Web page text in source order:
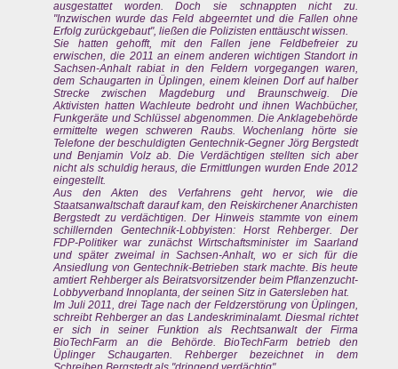
ausgestattet worden. Doch sie schnappten nicht zu.
"Inzwischen wurde das Feld abgeerntet und die Fallen ohne
Erfolg zurückgebaut", ließen die Polizisten enttäuscht wissen.
Sie hatten gehofft, mit den Fallen jene Feldbefreier zu
erwischen, die 2011 an einem anderen wichtigen Standort in
Sachsen-Anhalt rabiat in den Feldern vorgegangen waren,
dem Schaugarten in Üplingen, einem kleinen Dorf auf halber
Strecke zwischen Magdeburg und Braunschweig. Die
Aktivisten hatten Wachleute bedroht und ihnen Wachbücher,
Funkgeräte und Schlüssel abgenommen. Die Anklagebehörde
ermittelte wegen schweren Raubs. Wochenlang hörte sie
Telefone der beschuldigten Gentechnik-Gegner Jörg Bergstedt
und Benjamin Volz ab. Die Verdächtigen stellten sich aber
nicht als schuldig heraus, die Ermittlungen wurden Ende 2012
eingestellt.
Aus den Akten des Verfahrens geht hervor, wie die
Staatsanwaltschaft darauf kam, den Reiskirchener Anarchisten
Bergstedt zu verdächtigen. Der Hinweis stammte von einem
schillernden Gentechnik-Lobbyisten: Horst Rehberger. Der
FDP-Politiker war zunächst Wirtschaftsminister im Saarland
und später zweimal in Sachsen-Anhalt, wo er sich für die
Ansiedlung von Gentechnik-Betrieben stark machte. Bis heute
amtiert Rehberger als Beiratsvorsitzender beim Pflanzenzucht-
Lobbyverband Innoplanta, der seinen Sitz in Gatersleben hat.
Im Juli 2011, drei Tage nach der Feldzerstörung von Üplingen,
schreibt Rehberger an das Landeskriminalamt. Diesmal richtet
er sich in seiner Funktion als Rechtsanwalt der Firma
BioTechFarm an die Behörde. BioTechFarm betrieb den
Üplinger Schaugarten. Rehberger bezeichnet in dem